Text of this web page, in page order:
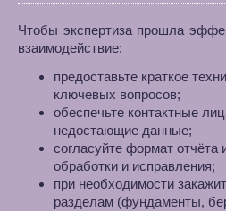
Чтобы экспертиза прошла
взаимодействие:
предоставьте краткое
ключевых вопросов;
обеспечьте контактные
недостающие данные;
согласуйте формат отчёта
обработки и исправления;
при необходимости
разделам (фундаменты,